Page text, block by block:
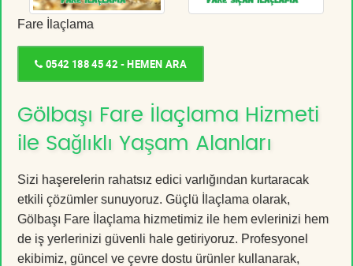
Fare İlaçlama
0542 188 45 42 - HEMEN ARA
Gölbaşı Fare İlaçlama Hizmeti
ile Sağlıklı Yaşam Alanları
Sizi haşerelerin rahatsız edici varlığından kurtaracak
etkili çözümler sunuyoruz. Güçlü İlaçlama olarak,
Gölbaşı Fare İlaçlama hizmetimiz ile hem evlerinizi hem
de iş yerlerinizi güvenli hale getiriyoruz. Profesyonel
ekibimiz, güncel ve çevre dostu ürünler kullanarak,